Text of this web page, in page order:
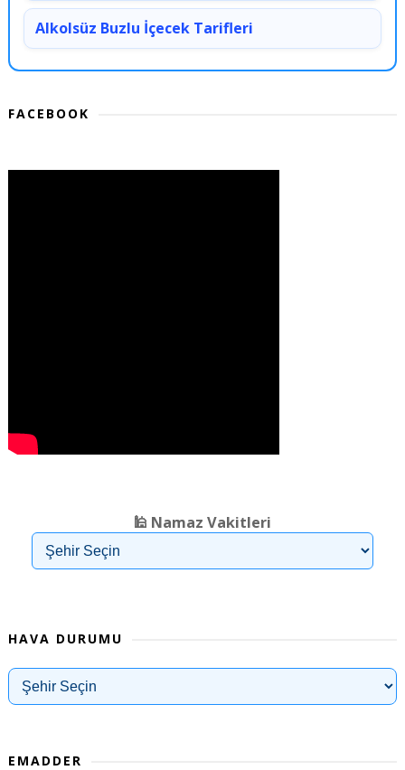
Alkolsüz Buzlu İçecek Tarifleri
FACEBOOK
🕌 Namaz Vakitleri
HAVA DURUMU
EMADDER